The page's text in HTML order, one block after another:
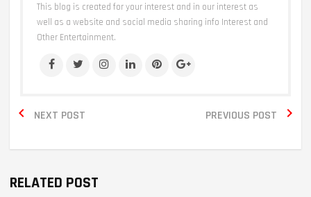
This blog is created for your interest and in our interest as
well as a website and social media sharing info Interest and
Other Entertainment.
NEXT POST
 PREVIOUS POST 
RELATED POST